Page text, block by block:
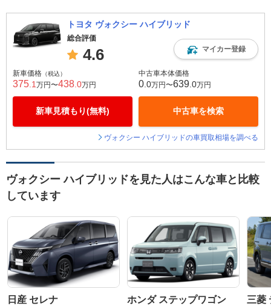
トヨタ ヴォクシー ハイブリッド
総合評価
4.6 マイカー登録
新車価格 （税込）
375 .1 万円〜438 .0万円
新車見積もり(無料)
中古車本体価格
0 .0万円〜639 .0万円
中古車を検索
ヴォクシー ハイブリッドの車買取相場を調べる
ヴォクシー ハイブリッドを見た人はこんな車と比較
しています
日産 セレナ ホンダ ステップワゴン 三菱